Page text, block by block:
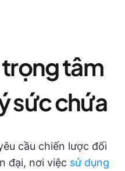
tâm
sức chứa
cầu chiến lược đối
đại, nơi việc sử dụng